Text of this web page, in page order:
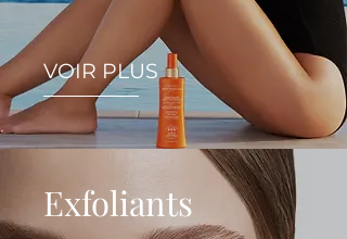
VOIR PLUS
Exfoliants